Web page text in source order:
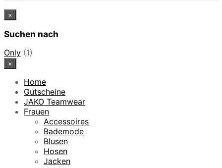
×
Suchen nach
Only (1)
×
Home
Gutscheine
JAKO Teamwear
Frauen
Accessoires
Bademode
Blusen
Hosen
Jacken